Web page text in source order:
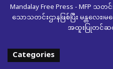
Mandalay Free Press -
သောသတင်းဌာနဖြစ်ပြီး မန္တလေး
အထူးပြုတင်
Categories